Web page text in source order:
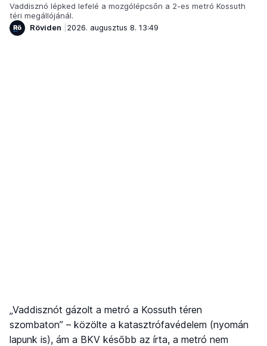
Vaddisznó lépked lefelé a mozgólépcsőn a 2-es metró Kossuth
téri megállójánál.
Röviden
2026. augusztus 8. 13:49
„Vaddisznót gázolt a metró a Kossuth téren
szombaton” – közölte a katasztrófavédelem (nyomán
lapunk is), ám a BKV később az írta, a metró nem